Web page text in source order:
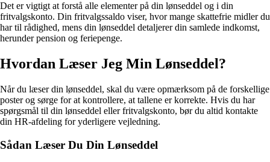
Det er vigtigt at forstå alle elementer på din lønseddel og i din
fritvalgskonto. Din fritvalgssaldo viser, hvor mange skattefrie midler du
har til rådighed, mens din lønseddel detaljerer din samlede indkomst,
herunder pension og feriepenge.
Hvordan Læser Jeg Min Lønseddel?
Når du læser din lønseddel, skal du være opmærksom på de forskellige
poster og sørge for at kontrollere, at tallene er korrekte. Hvis du har
spørgsmål til din lønseddel eller fritvalgskonto, bør du altid kontakte
din HR-afdeling for yderligere vejledning.
Sådan Læser Du Din Lønseddel